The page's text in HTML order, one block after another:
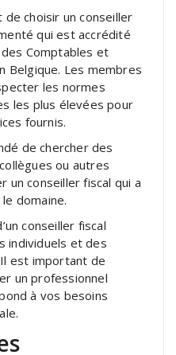
choisir un conseiller
qui est accrédité
Comptables et
Belgique. Les membres
les normes
les plus élevées pour
fournis.
de chercher des
ou autres
un conseiller fiscal qui a
domaine.
conseiller fiscal
individuels et des
est important de
un professionnel
à vos besoins